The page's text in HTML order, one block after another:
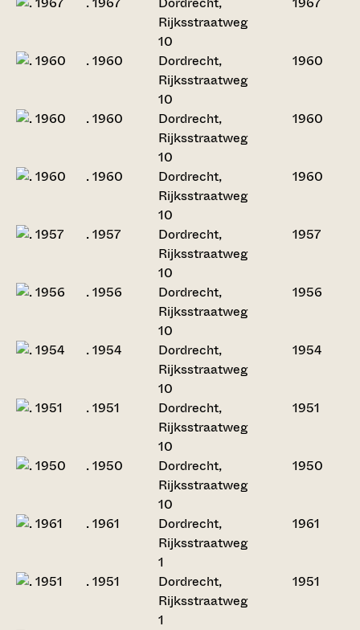
Rijksstraatweg
10
. 1960
Dordrecht,
Rijksstraatweg
10
1960
. 1960
Dordrecht,
Rijksstraatweg
10
1960
. 1960
Dordrecht,
Rijksstraatweg
10
1960
. 1957
Dordrecht,
Rijksstraatweg
10
1957
. 1956
Dordrecht,
Rijksstraatweg
10
1956
. 1954
Dordrecht,
Rijksstraatweg
10
1954
. 1951
Dordrecht,
Rijksstraatweg
10
1951
. 1950
Dordrecht,
Rijksstraatweg
10
1950
. 1961
Dordrecht,
Rijksstraatweg
1
1961
. 1951
Dordrecht,
Rijksstraatweg
1
1951